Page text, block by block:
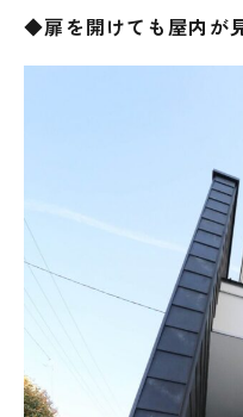
◆扉を開けても屋内が